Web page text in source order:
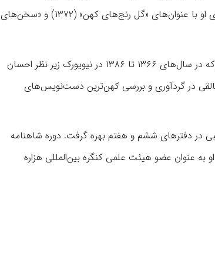
ایران‌شناسی، کلک و نامه ایران باستان انتشار می‌یافت. دو مجموعه برگزیده از مقاله‌های او با عنوان‌های «گل رنج‌های کهن» (۱۳۷۲) و «سخن‌های
مهمترین دستاورد جلال خالقی مطلق، تصحیح شاهنامه فردوسی است در هشت دفتر که در سال‌های ۱۳۶۶ تا ۱۳۸۶ در نیویورک زیر نظر احسان
فردوسی، حاصل بیش از ۳۰ سال کار مداوم خالقی در گردآوری و بررسی کهن‌ترین دست‌نویس‌های
در دفترهای ششم و هفتم بهره گرفت. دوره شاهنامه
شد. او به عنوان عضو هیئت علمی کنگره بین‌المللی هزاره